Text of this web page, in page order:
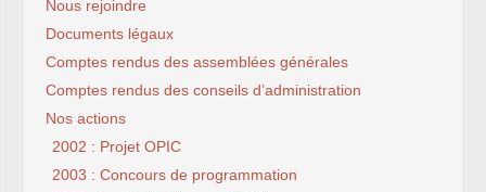
Nous rejoindre
Documents légaux
Comptes rendus des assemblées générales
Comptes rendus des conseils d’administration
Nos actions
2002 : Projet OPIC
2003 : Concours de programmation